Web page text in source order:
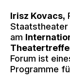
Irisz Kovacs,
Staatstheater
am
Forum ist
Programme